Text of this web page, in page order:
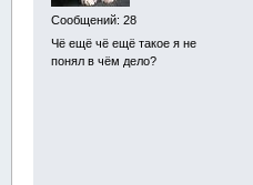
Сообщений: 28
Чё ещё чё ещё такое я не
понял в чём дело?